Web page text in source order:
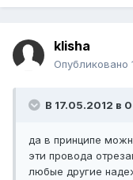
klisha
Опубликовано
В 17.05.2012 в
да в принципе
эти провода
любые другие